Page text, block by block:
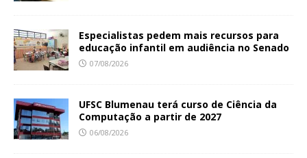
Especialistas pedem mais recursos para
educação infantil em audiência no Senado
07/08/2026
UFSC Blumenau terá curso de Ciência da
Computação a partir de 2027
06/08/2026